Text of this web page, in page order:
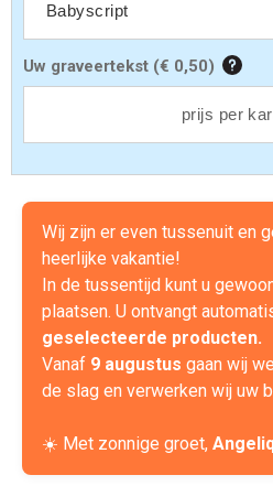
Uw graveertekst (€ 0,50)
Wij zijn er even tussenuit en
heerlijke vakantie!
In de tussentijd kunt u
plaatsen. U ontvangt
geselecteerde producten.
Vanaf 9 augustus gaan wij
de slag en verwerken wij uw
☀️ Met zonnige groet,